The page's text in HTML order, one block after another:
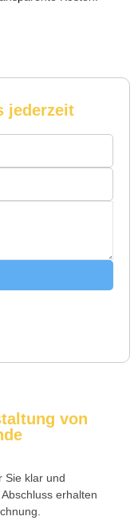
aber der Fachmann
das Ersatzteil
Haustürschlüssel.
der Preis war leicht
jederzeit
von
Sie klar und
erhalten